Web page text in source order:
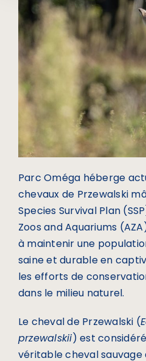
Parc Oméga héberge
chevaux de Przewalski
Species Survival Plan
Zoos and Aquariums
à maintenir une
saine et durable en
les efforts de
dans le milieu naturel.
Le cheval de Przewalski (
przewalskii) est
véritable cheval sauvage